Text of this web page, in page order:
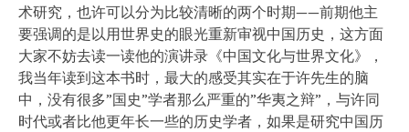
术研究，也许可以分为比较清晰的两个时期——前期他主
要强调的是以用世界史的眼光重新审视中国历史，这方面
大家不妨去读一读他的演讲录《中国文化与世界文化》，
我当年读到这本书时，最大的感受其实在于许先生的脑
中，没有很多”国史”学者那么严重的”华夷之辩”，与许同
时代或者比他更年长一些的历史学者，如果是研究中国历